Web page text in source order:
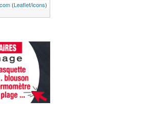
(Leaflet/icons)